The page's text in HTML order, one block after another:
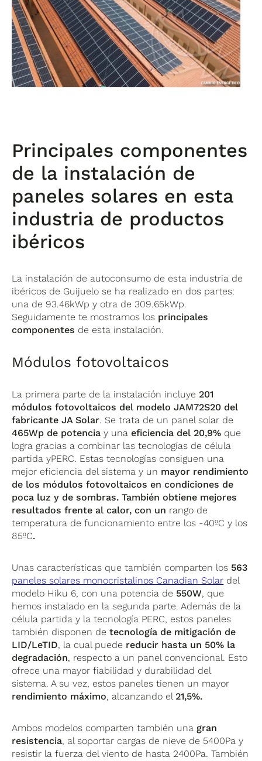
Principales componentes
de la instalación de
paneles solares en esta
industria de productos
ibéricos
La instalación de autoconsumo de esta industria de
ibéricos de Guijuelo se ha realizado en dos partes:
una de 93.46kWp y otra de 309.65kWp.
Seguidamente te mostramos los principales
componentes de esta instalación.
Módulos fotovoltaicos
La primera parte de la instalación incluye 201
módulos fotovoltaicos del modelo JAM72S20 del
fabricante JA Solar. Se trata de un panel solar de
465Wp de potencia y unaeficiencia del 20,9% que
logra gracias a combinar las tecnologías de célula
partida yPERC. Estas tecnologías consiguen una
mejor eficiencia del sistema y un mayor rendimiento
de los módulos fotovoltaicos en condiciones de
poca luz y de sombras. También obtiene mejores
resultados frente al calor, con un rango de
temperatura de funcionamiento entre los -40ºC y los
85ºC.
Unas características que también comparten los 563
paneles solares monocristalinos Canadian Solar del
modelo Hiku 6, con una potencia de 550W, que
hemos instalado en la segunda parte. Además de la
célula partida y la tecnología PERC, estos paneles
también disponen detecnología de mitigación de
LID/LeTID, la cual puede reducir hasta un 50% la
degradación, respecto a un panel convencional. Esto
ofrece una mayor fiabilidad y durabilidad del
sistema. A su vez, estos paneles tienen un mayor
rendimiento máximo, alcanzando el 21,5%.
Ambos modelos comparten también una gran
resistencia, al soportar cargas de nieve de 5400Pa y
resistir la fuerza del viento de hasta 2400Pa. También